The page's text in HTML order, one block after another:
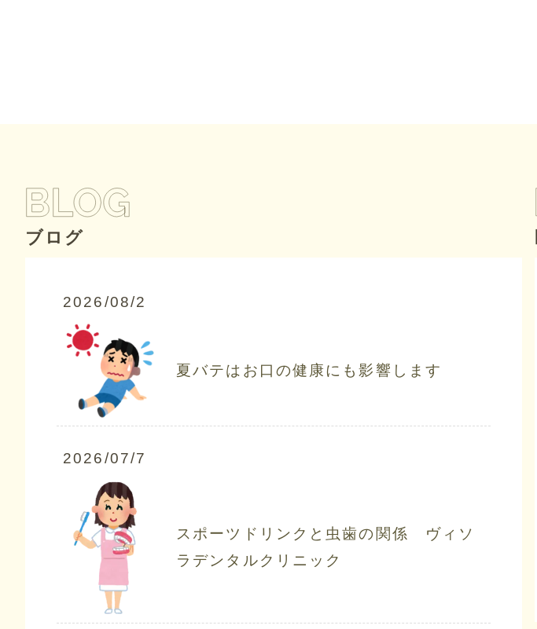
ブログ
2026/08/2
夏バテはお口の健康にも影響します
2026/07/7
スポーツドリンクと虫歯の関係 ヴィソ
ラデンタルクリニック